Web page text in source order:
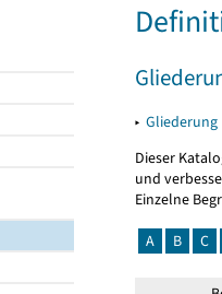
▸ Gliederung
Dieser
und
Einzelne
A
B C